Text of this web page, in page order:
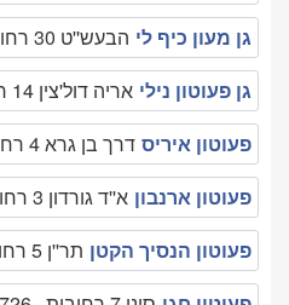
גן מעון כיף לי הבעש''ט 30 רחובות , 9495481
גן פעוטון נילי אריה דול'צין 14 רחובות , 9496337
פעוטון איריס דרך בן גרא 4 רחובות , 089351674
פעוטון ארנבון א''ד גורדון 3 רחובות , 052-8461199
פעוטון הנסיך הקטן תר''ן 5 רחובות , 089354295